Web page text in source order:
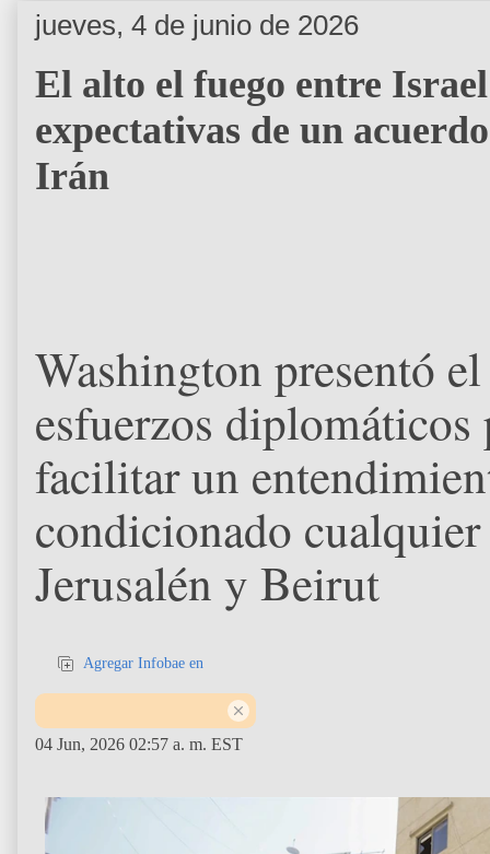
jueves, 4 de junio de 2026
El alto el fuego entre
expectativas de un
Irán
Washington presentó
esfuerzos
facilitar un
condicionado
Jerusalén y Beirut
Agregar Infobae en
04 Jun, 2026 02:57 a. m. EST